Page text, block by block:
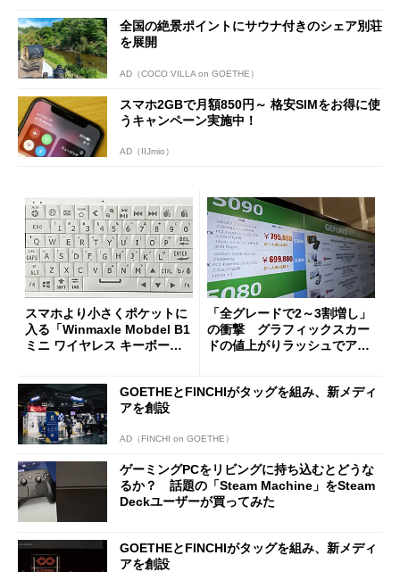
全国の絶景ポイントにサウナ付きのシェア別荘
を展開
AD（COCO VILLA on GOETHE）
スマホ2GBで月額850円～ 格安SIMをお得に使
うキャンペーン実施中！
AD（IIJmio）
スマホより小さくポケットに
入る「Winmaxle Mobdel B1
ミニ ワイヤレス キーボー
「全グレードで2～3割増し」
の衝撃 グラフィックスカー
ドの値上がりラッシュでアキ
GOETHEとFINCHIがタッグを組み、新メディ
アを創設
AD（FINCHI on GOETHE）
ゲーミングPCをリビングに持ち込むとどうな
るか？ 話題の「Steam Machine」をSteam
Deckユーザーが買ってみた
GOETHEとFINCHIがタッグを組み、新メディ
アを創設